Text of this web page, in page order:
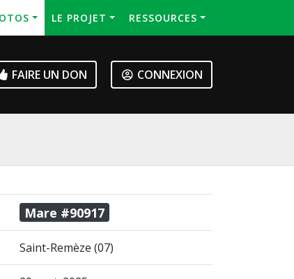
LE PROJET RESSOURCES
FAIRE UN DON CONNEXION
Mare #90917
Saint-Remèze (07)